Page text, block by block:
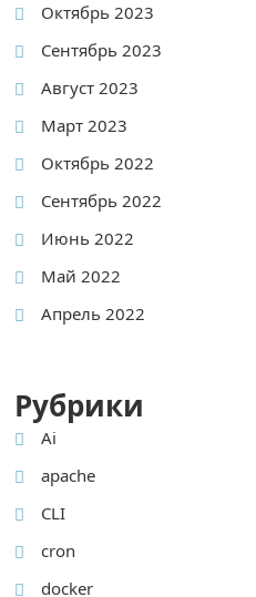
Октябрь 2023
Сентябрь 2023
Август 2023
Март 2023
Октябрь 2022
Сентябрь 2022
Июнь 2022
Май 2022
Апрель 2022
Рубрики
Ai
apache
CLI
cron
docker